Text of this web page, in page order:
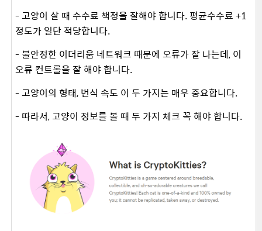
- 고양이 살 때 수수료 책정을 잘해야 합니다. 평균수수료 +1
정도가 일단 적당합니다.
- 불안정한 이더리움 네트워크 때문에 오류가 잘 나는데, 이
오류 컨트롤을 잘 해야 합니다.
- 고양이의 형태, 번식 속도 이 두 가지는 매우 중요합니다.
- 따라서, 고양이 정보를 볼 때 두 가지 체크 꼭 해야 합니다.